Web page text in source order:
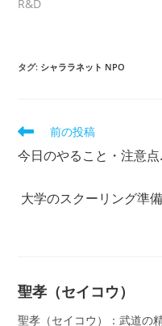
R&D
タグ: シャララネット NPO
そ
他
記
事
前の投稿
今日のやること・注意
大学のスクーリング準
聖孝（セイコウ）
聖孝（セイコウ）： ​武道の